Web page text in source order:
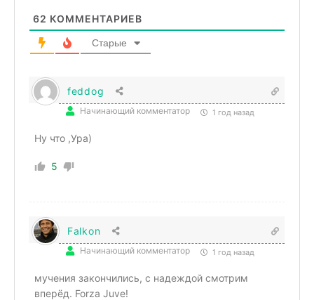
62 КОММЕНТАРИЕВ
Старые
feddog
Начинающий комментатор 1 год назад
Ну что ,Ура)
5
Falkon
Начинающий комментатор 1 год назад
мучения закончились, с надеждой смотрим
вперёд. Forza Juve!